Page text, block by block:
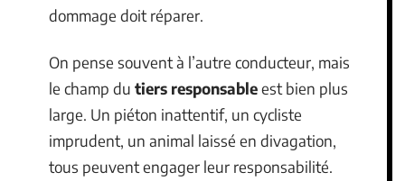
dommage doit réparer.
On pense souvent à l’autre conducteur, mais
le champ du tiers responsableest bien plus
large. Un piéton inattentif, un cycliste
imprudent, un animal laissé en divagation,
tous peuvent engager leur responsabilité.